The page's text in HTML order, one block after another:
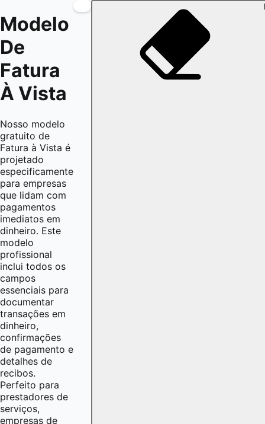
Modelo
De
Fatura
À Vista
Nosso modelo
gratuito de
Fatura à Vista é
projetado
especificamente
para empresas
que lidam com
pagamentos
imediatos em
dinheiro. Este
modelo
profissional
inclui todos os
campos
essenciais para
documentar
transações em
dinheiro,
confirmações
de pagamento e
detalhes de
recibos.
Perfeito para
prestadores de
serviços,
empresas de